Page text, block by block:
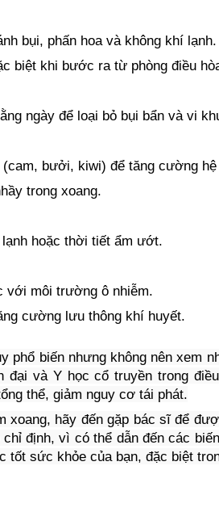
bụi, phấn hoa và không khí lạnh.
biệt khi bước ra từ phòng điều
ngày để loại bỏ bụi bẩn và vi
bưởi, kiwi) để tăng cường
trong xoang.
hoặc thời tiết ẩm ướt.
với môi trường ô nhiễm.
cường lưu thông khí huyết.
phổ biến nhưng không nên xem
và Y học cổ truyền trong
thể, giảm nguy cơ tái phát.
xoang, hãy đến gặp bác sĩ để
định, vì có thể dẫn đến các
tốt sức khỏe của bạn, đặc biệt